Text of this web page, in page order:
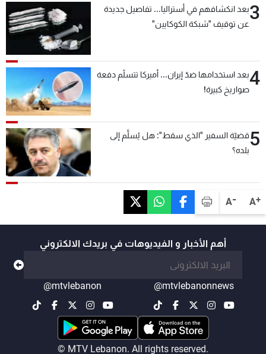
A+
A-
3بعد انكشافهم في أستراليا... تفاصيل جديدة
عن توقيف "شبكة الكوكايين"
4بعد استخدامها ضدّ إيران... أميركا تتسلّم دفعة
صواريخ كبيرة!
5قضيّة السفير "الذي سقط": هل يُسلَّم إلى
بلده؟
أهم الأخبار و الفيديوهات في بريدك الالكتروني
@mtvlebanonnews
@mtvlebanon
© MTV Lebanon. All rights reserved.